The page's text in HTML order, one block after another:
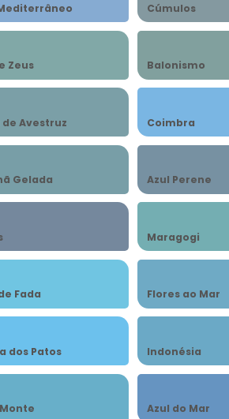
Cúmulos
Zeus Balonismo
de Avestruz Coimbra
Gelada Azul Perene
Maragogi
Fada Flores ao Mar
dos Patos Indonésia
Azul do Mar